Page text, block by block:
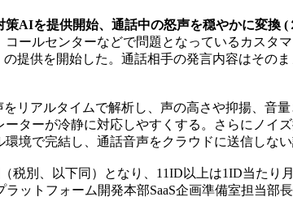
策AIを提供開始、通話中の怒声を穏やかに変換
コールセンターなどで問題となっているカス
の提供を開始した。通話相手の発言内容はそ
リアルタイムで解析し、声の高さや抑揚、音
ターが冷静に対応しやすくする。さらにノイ
境で完結し、通話音声をクラウドに送信しない
税別、以下同）となり、11ID以上は1ID当たり
ラットフォーム開発本部SaaS企画準備室担当部